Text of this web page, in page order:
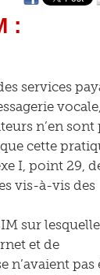
:
services
vocale,
n’en sont
cette
I, point 29,
vis-à-vis des
sur
et de
n’avaient pas